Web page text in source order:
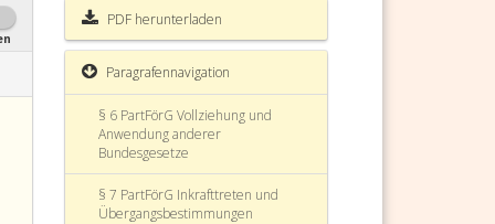
PDF herunterladen
Paragrafennavigation
§ 5 PartFörG
§ 6 PartFörG Vollziehung und
Anwendung anderer
Bundesgesetze
§ 7 PartFörG Inkrafttreten und
Übergangsbestimmungen